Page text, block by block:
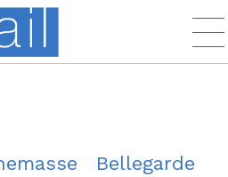
Bellegarde